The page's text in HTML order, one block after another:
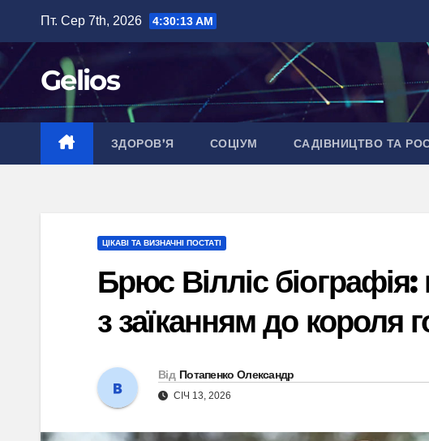
вмісту
Пт. Сер 7th, 2026 4:30:14 AM
Gelios
ЗДОРОВ’Я СОЦІУМ САДІВНИЦТВО ТА
ЦІКАВІ ТА ВИЗНАЧНІ ПОСТАТІ
Брюс Вілліс
з заїканням до короля
Від Потапенко Олександр
СІЧ 13, 2026